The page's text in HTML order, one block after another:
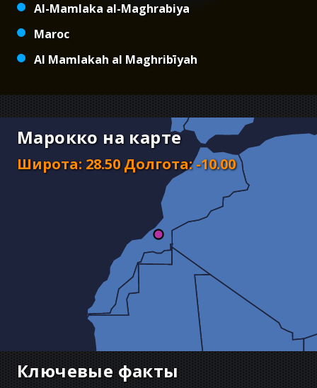
Al-Mamlaka al-Maghrabiya
Maroc
Al Mamlakah al Maghribīyah
Марокко на карте
Широта: 28.50 Долгота:-10.00
Ключевые факты